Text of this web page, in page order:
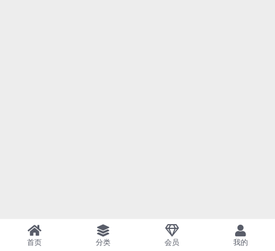
首页 分类 会员 我的